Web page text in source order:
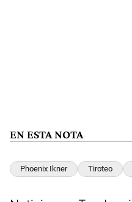
EN ESTA NOTA
Phoenix Ikner Tiroteo